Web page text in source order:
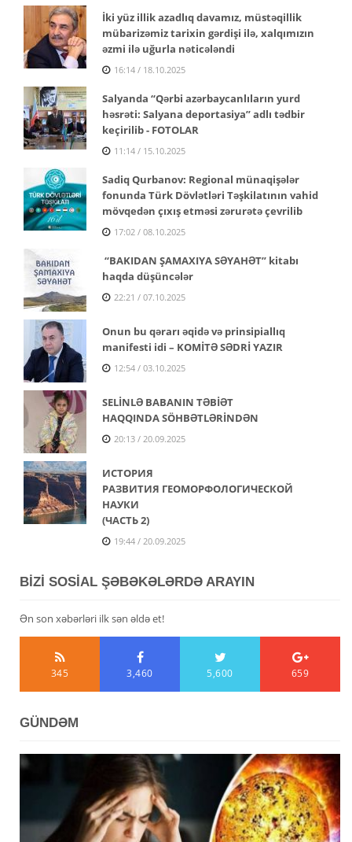
İki yüz illik azadlıq davamız, müstəqillik
mübarizəmiz tarixin gərdişi ilə, xalqımızın
əzmi ilə uğurla nəticələndi
16:14 / 18.10.2025
Salyanda “Qərbi azərbaycanlıların yurd
həsrəti: Salyana deportasiya” adlı tədbir
keçirilib - FOTOLAR
11:14 / 15.10.2025
Sadiq Qurbanov: Regional münaqişələr
fonunda Türk Dövlətləri Təşkilatının vahid
mövqedən çıxış etməsi zərurətə çevrilib
17:02 / 08.10.2025
“BAKIDAN ŞAMAXIYA SƏYAHƏT” kitabı
haqda düşüncələr
22:21 / 07.10.2025
Onun bu qərarı əqidə və prinsipiallıq
manifesti idi – KOMİTƏ SƏDRİ YAZIR
12:54 / 03.10.2025
SELİNLƏ BABANIN TƏBİƏT
HAQQINDA SÖHBƏTLƏRİNDƏN
20:13 / 20.09.2025
ИСТОРИЯ
РАЗВИТИЯ ГЕОМОРФОЛОГИЧЕСКОЙ
НАУКИ
(ЧАСТЬ 2)
19:44 / 20.09.2025
BİZİ SOSİAL ŞƏBƏKƏLƏRDƏ ARAYIN
Ən son xəbərləri ilk sən əldə et!
345 3,460 5,600 659
GÜNDƏM